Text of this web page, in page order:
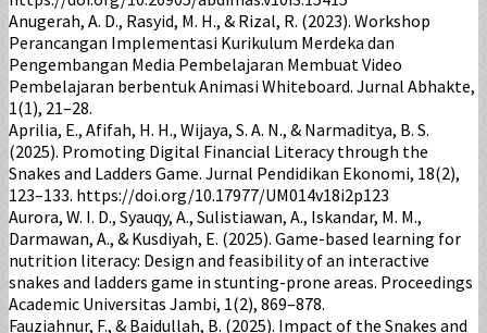
Anugerah, A. D., Rasyid, M. H., & Rizal, R. (2023). Workshop
Perancangan Implementasi Kurikulum Merdeka dan
Pengembangan Media Pembelajaran Membuat Video
Pembelajaran berbentuk Animasi Whiteboard. Jurnal Abhakte,
1(1), 21–28.
Aprilia, E., Afifah, H. H., Wijaya, S. A. N., & Narmaditya, B. S.
(2025). Promoting Digital Financial Literacy through the
Snakes and Ladders Game. Jurnal Pendidikan Ekonomi, 18(2),
123–133. https://doi.org/10.17977/UM014v18i2p123
Aurora, W. I. D., Syauqy, A., Sulistiawan, A., Iskandar, M. M.,
Darmawan, A., & Kusdiyah, E. (2025). Game-based learning for
nutrition literacy: Design and feasibility of an interactive
snakes and ladders game in stunting-prone areas. Proceedings
Academic Universitas Jambi, 1(2), 869–878.
Fauziahnur, F., & Baidullah, B. (2025). Impact of the Snakes and